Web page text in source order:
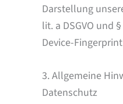
Darstellung
lit. a DSGVO und
Device-
3. Allgemeine
Datenschutz